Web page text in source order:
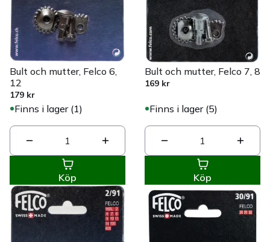
Bult och mutter, Felco 6,
12
179 kr
Finns i lager (1)
1
Köp
Bult och mutter, Felco 7, 8
169 kr
Finns i lager (5)
1
Köp